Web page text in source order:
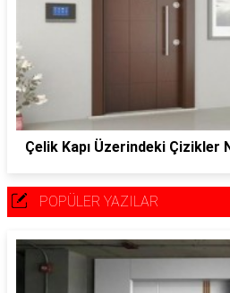
Çelik Kapı Üzerindeki Çizikler
POPÜLER YAZILAR